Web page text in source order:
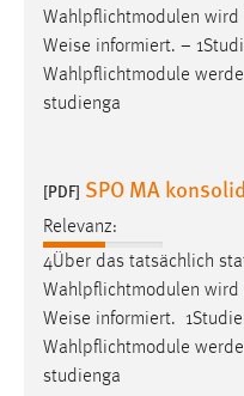
Wahlpflichtmodulen
Weise informiert. −
Wahlpflichtmodule
studienga
[PDF] SPO MA
Relevanz:
4Über das tatsächlich
Wahlpflichtmodulen
Weise informiert.
Wahlpflichtmodule
studienga
MARKETING
Marketing Cookies
verwendet, um
Google Ads
Name:
_gcl_au
Anbieter:
Google Ireland Limited